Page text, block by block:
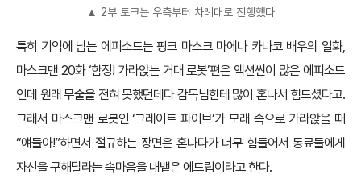
▲ 2부 토크는 우측부터 차례대로 진행했다
특히 기억에 남는 에피소드는 핑크 마스크 마에나 카나코 배우의 일화,
마스크맨 20화 ‘함정! 가라앉는 거대 로봇’편은 액션씬이 많은 에피소드
인데 원래 무술을 전혀 못했던데다 감독님한테 많이 혼나서 힘드셨다고.
그래서 마스크맨 로봇인 ‘그레이트 파이브’가 모래 속으로 가라앉을 때
“얘들아!”하면서 절규하는 장면은 혼나다가 너무 힘들어서 동료들에게
자신을 구해달라는 속마음을 내뱉은 에드립이라고 한다.